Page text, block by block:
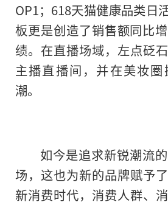
OP1；618天猫健康品类日
板更是创造了销售额同比
绩。在直播场域，左点砭
主播直播间，并在美妆
潮。
如今是追求新锐潮流
场，这也为新的品牌赋予
新消费时代，消费人群、